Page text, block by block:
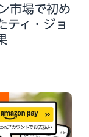
市場で初め
ティ・ジョ